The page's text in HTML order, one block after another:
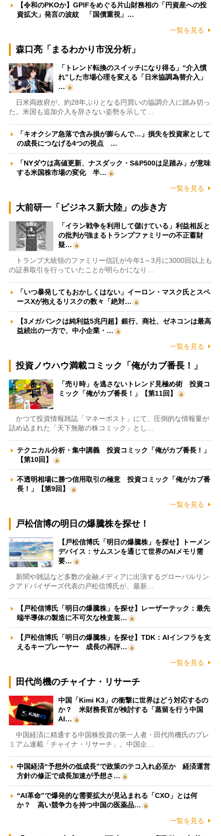
【令和のPKOか】GPIFをめぐる片山財務相の「円資産への投
資拡大」発言の波紋 「国債重視」…
一覧を見る
森口亮「まるわかり市況分析」
「トレンド転換のスイッチになり得る」“介入慣
れ”した市場心理を変える「日米協調為替介入」
…
日米両政府が、約28年ぶりとなる円買いの協調介入に踏み切っ
た。米国も追加介入を辞さない姿勢を示して…
「キオクシア急落で含み損が膨らんで…」損失を投資家として
の成長につなげる4つの視点 …
「NYダウは高値更新、ナスダック・S&P500は足踏み」が意味
する米国株市場の変化 半…
一覧を見る
大前研一「ビジネス新大陸」の歩き方
「イラン戦争を利用して儲けている」利益相反と
の批判が強まるトランプファミリーの不正蓄財
疑…
トランプ大統領のファミリー信託が今年1～3月に3000回以上も
の証券取引を行っていたことが明らかになり…
「いつ暴発してもおかしくはない」イーロン・マスク氏とスペ
ースXが抱えるリスクの数々「絶対…
【3メガバンクは純利益5兆円超】銀行、商社、ゼネコンは最高
益続出の一方で、中小企業・…
一覧を見る
投資ノウハウ満載コミック「俺がカブ番長！」
「売り時」を逃さないトレンド見極め術 投資コ
ミック「俺がカブ番長！」【第11回】
かつて投資情報雑誌「マネーポスト」にて、圧倒的な情報量が
詰め込まれた「天下無敵の株コミック」とし…
テクニカル分析・集中講義 投資コミック「俺がカブ番長！」
【第10回】
不透明相場に勝つ信用取引の極意 投資コミック「俺がカブ番
長！」【第9回】
一覧を見る
戸松信博の明日の爆騰株を探せ！
【戸松信博氏「明日の爆騰株」を探せ】トーメン
デバイス：サムスンを通じて世界のAIメモリ需
要…
新聞や雑誌など多数の金融メディアに出演するグローバルリン
クアドバイザーズ代表の戸松信博氏が、最新…
【戸松信博氏「明日の爆騰株」を探せ】レーザーテック：最先
端半導体の製造に不可欠な検査装…
【戸松信博氏「明日の爆騰株」を探せ】TDK：AIインフラを支
えるキープレーヤー 成長の再評…
一覧を見る
田代尚機のチャイナ・リサーチ
中国「Kimi K3」の衝撃に世界はどう対応するの
か？ 米財務長官が検討する「蒸留を行う中国
AI…
中国経済に精通する中国株投資の第一人者・田代尚機氏のプレ
ミアム連載「チャイナ・リサーチ」。中国企…
中国経済“予想外の低成長”で政策のテコ入れ必至か 経済運営
方針の修正で成長加速が予想さ…
“AI革命”で爆発的な需要拡大が見込まれる「CXO」とは何
か？ 高い競争力を持つ中国の医薬品…
一覧を見る